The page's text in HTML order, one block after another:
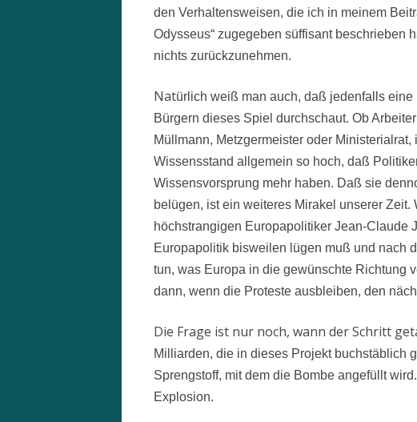
den Verhaltensweisen, die ich in meinem
Odysseus“ zugegeben süffisant beschrieben
nichts zurückzunehmen.
Natürlich weiß man auch, daß jedenfalls
Bürgern dieses Spiel durchschaut. Ob
Müllmann, Metzgermeister oder
Wissensstand allgemein so hoch, daß
Wissensvorsprung mehr haben. Daß sie
belügen, ist ein weiteres Mirakel unserer Zeit.
höchstrangigen Europapolitiker Jean-Claude
Europapolitik bisweilen lügen muß und nach
tun, was Europa in die gewünschte Richtung
dann, wenn die Proteste ausbleiben, den
Die Frage ist nur noch, wann der Schritt
Milliarden, die in dieses Projekt buchstäblich
Sprengstoff, mit dem die Bombe angefüllt
Explosion.